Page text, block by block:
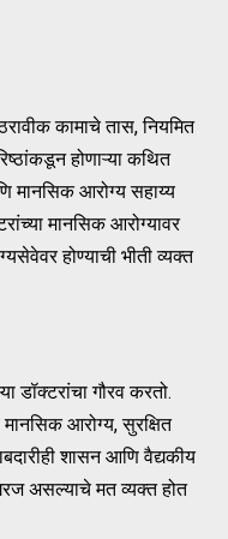
कामाचे तास, नियमित
होणाऱ्या कथित
मानसिक आरोग्य सहाय्य
मानसिक आरोग्यावर
होण्याची भीती व्यक्त
डॉक्टरांचा गौरव करतो.
मानसिक आरोग्य, सुरक्षित
शासन आणि वैद्यकीय
गरज असल्याचे मत व्यक्त होत